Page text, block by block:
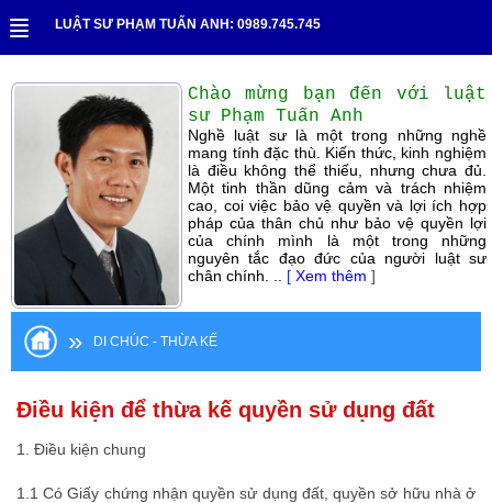
LUẬT SƯ PHẠM TUẤN ANH: 0989.745.745
Chào mừng bạn đến với luật
sư Phạm Tuấn Anh
Nghề luật sư là một trong những nghề
mang tính đặc thù. Kiến thức, kinh nghiệm
là điều không thể thiếu, nhưng chưa đủ.
Một tinh thần dũng cảm và trách nhiệm
cao, coi việc bảo vệ quyền và lợi ích hợp
pháp của thân chủ như bảo vệ quyền lợi
của chính mình là một trong những
nguyên tắc đạo đức của người luật sư
chân chính. .. [ Xem thêm ]
» DI CHÚC - THỪA KẾ
Điều kiện để thừa kế quyền sử dụng đất
1. Điều kiện chung
1.1 Có Giấy chứng nhận quyền sử dụng đất, quyền sở hữu nhà ở